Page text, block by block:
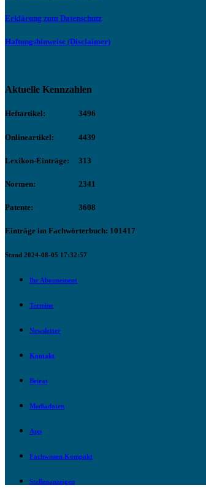
Erklärung zum Datenschutz
Haftungshinweise (Disclaimer)
Aktuelle Kennzahlen
Heftartikel: 3496
Onlineartikel: 4439
Lexikon-Einträge: 313
Normen: 2341
Patente: 3608
Einträge im Fachwörterbuch: 101417
Stand 2024-08-05 17:32:57
Ihr Abonnement
Termine
Newsletter
Kontakt
Beirat
Mediadaten
App
Fachwissen Kompakt
Stellenanzeigen